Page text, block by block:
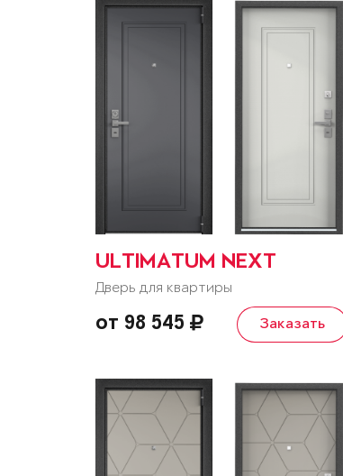
ULTIMATUM NEXT
Дверь для квартиры
от 98 545 Заказать